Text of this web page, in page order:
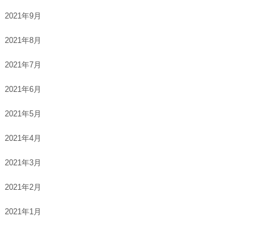
2021年9月
2021年8月
2021年7月
2021年6月
2021年5月
2021年4月
2021年3月
2021年2月
2021年1月